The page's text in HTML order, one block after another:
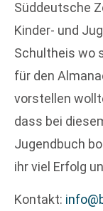
Süddeutsche
Kinder- und
Schultheis wo
für den
vorstellen
dass bei
Jugendbuch
ihr viel Erfolg
Kontakt: